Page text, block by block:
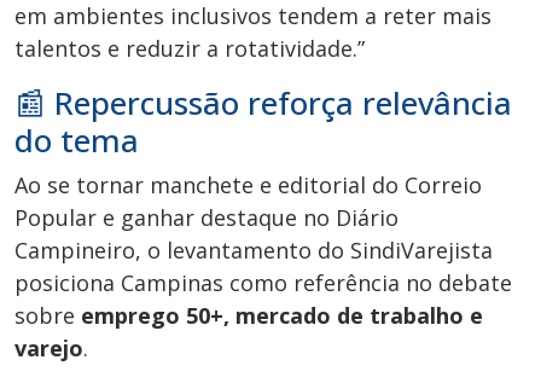
em ambientes inclusivos tendem a reter mais
talentos e reduzir a rotatividade.”
📰 Repercussão reforça relevância
do tema
Ao se tornar manchete e editorial do Correio
Popular e ganhar destaque no Diário
Campineiro, o levantamento do SindiVarejista
posiciona Campinas como referência no debate
sobre emprego 50+, mercado de trabalho e
varejo.